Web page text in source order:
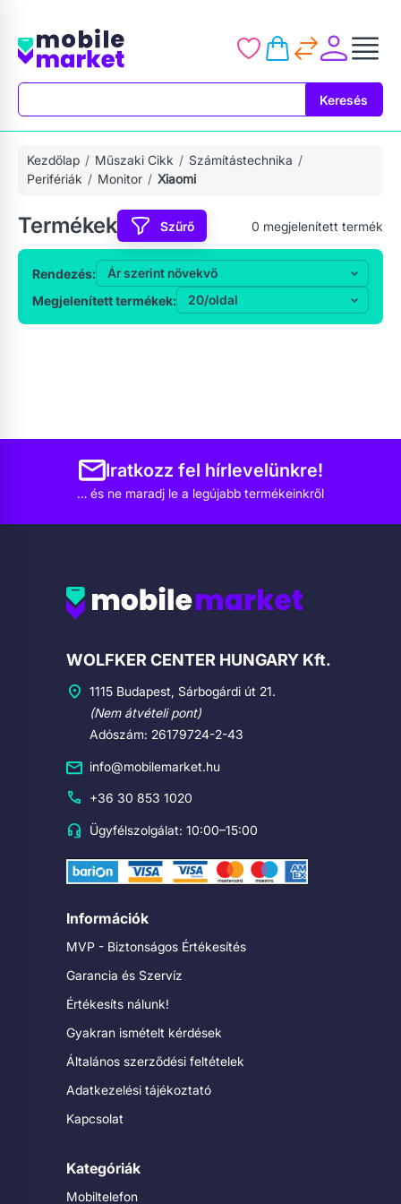
Keresés
Kezdőlap Műszaki Cikk
Számítástechnika
Perifériák
Monitor Xiaomi
Termékek Szűrő 0 megjelenített termék
Rendezés:
Megjelenített termékek:
Iratkozz fel hírlevelünkre!
… és ne maradj le a legújabb termékeinkről
Cégadatok
WOLFKER CENTER HUNGARY Kft.
1115 Budapest, Sárbogárdi út 21.
(Nem átvételi pont)
Adószám: 26179724-2-43
info@mobilemarket.hu
+36 30 853 1020
Ügyfélszolgálat: 10:00–15:00
Információk
MVP - Biztonságos Értékesítés
Garancia és Szervíz
Értékesíts nálunk!
Gyakran ismételt kérdések
Általános szerződési feltételek
Adatkezelési tájékoztató
Kapcsolat
Kategóriák
Mobiltelefon